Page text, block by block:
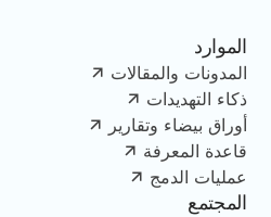
الموارد
المدونات والمقالات
ذكاء التهديدات
أوراق بيضاء وتقارير
قاعدة المعرفة
عمليات الدمج
المجتمع